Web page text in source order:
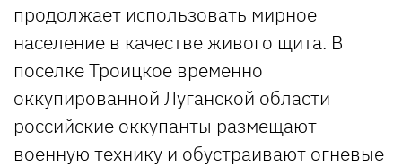
продолжает использовать мирное
население в качестве живого щита. В
поселке Троицкое временно
оккупированной Луганской области
российские оккупанты размещают
военную технику и обустраивают огневые